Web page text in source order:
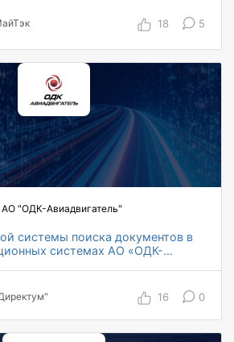
проекта
18 5
АО "ОДК-Авиадвигатель"
системы поиска документов в
системах АО «ОДК-
сокращение затрат
документов
время вывода результатов
16 0